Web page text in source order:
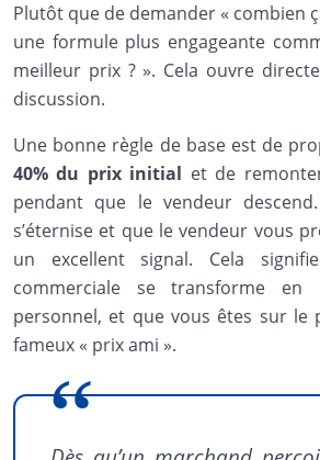
Plutôt que de demander « combien
une formule plus engageante
meilleur prix ? ». Cela ouvre
discussion.
Une bonne règle de base est de
40% du prix initial et de
pendant que le vendeur
s’éternise et que le vendeur vous
un excellent signal. Cela
commerciale se transforme en
personnel, et que vous êtes sur le
fameux « prix ami ».